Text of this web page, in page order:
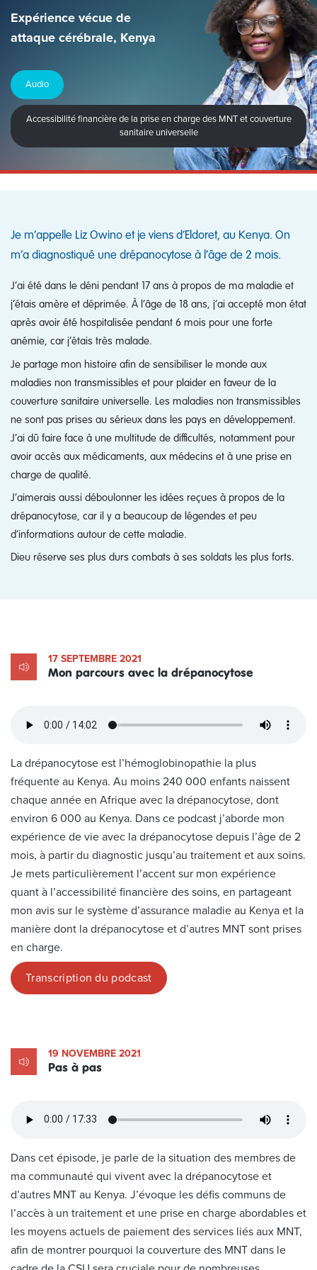
Expérience vécue de
attaque cérébrale, Kenya
Audio
Accessibilité financière de la prise en charge des MNT et couverture
sanitaire universelle
Je m’appelle Liz Owino et je viens d’Eldoret, au Kenya. On
m’a diagnostiqué une drépanocytose à l’âge de 2 mois.
J’ai été dans le déni pendant 17 ans à propos de ma maladie et
j’étais amère et déprimée. À l’âge de 18 ans, j’ai accepté mon état
après avoir été hospitalisée pendant 6 mois pour une forte
anémie, car j’étais très malade.
Je partage mon histoire afin de sensibiliser le monde aux
maladies non transmissibles et pour plaider en faveur de la
couverture sanitaire universelle. Les maladies non transmissibles
ne sont pas prises au sérieux dans les pays en développement.
J’ai dû faire face à une multitude de difficultés, notamment pour
avoir accès aux médicaments, aux médecins et à une prise en
charge de qualité.
J’aimerais aussi déboulonner les idées reçues à propos de la
drépanocytose, car il y a beaucoup de légendes et peu
d’informations autour de cette maladie.
Dieu réserve ses plus durs combats à ses soldats les plus forts.
17 SEPTEMBRE 2021
Mon parcours avec la drépanocytose
La drépanocytose est l’hémoglobinopathie la plus
fréquente au Kenya. Au moins 240 000 enfants naissent
chaque année en Afrique avec la drépanocytose, dont
environ 6 000 au Kenya. Dans ce podcast j’aborde mon
expérience de vie avec la drépanocytose depuis l’âge de 2
mois, à partir du diagnostic jusqu’au traitement et aux soins.
Je mets particulièrement l’accent sur mon expérience
quant à l’accessibilité financière des soins, en partageant
mon avis sur le système d’assurance maladie au Kenya et la
manière dont la drépanocytose et d’autres MNT sont prises
en charge.
Transcription du podcast
19 NOVEMBRE 2021
Pas à pas
Dans cet épisode, je parle de la situation des membres de
ma communauté qui vivent avec la drépanocytose et
d’autres MNT au Kenya. J’évoque les défis communs de
l’accès à un traitement et une prise en charge abordables et
les moyens actuels de paiement des services liés aux MNT,
afin de montrer pourquoi la couverture des MNT dans le